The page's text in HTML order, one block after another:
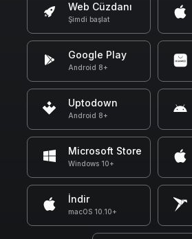
Web Cüzdanı
Şimdi başlat
Google Play
Android 8+
Uptodown
Android 8+
Microsoft Store
Windows 10+
İndir
macOS 10.10+